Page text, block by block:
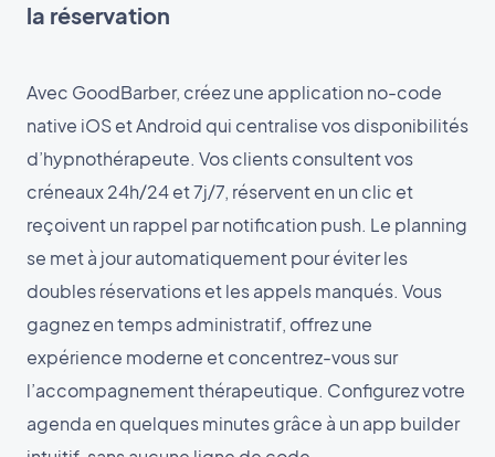
la réservation
Avec GoodBarber, créez une application no-code
native iOS et Android qui centralise vos disponibilités
d’hypnothérapeute. Vos clients consultent vos
créneaux 24h/24 et 7j/7, réservent en un clic et
reçoivent un rappel par notification push. Le planning
se met à jour automatiquement pour éviter les
doubles réservations et les appels manqués. Vous
gagnez en temps administratif, offrez une
expérience moderne et concentrez-vous sur
l’accompagnement thérapeutique. Configurez votre
agenda en quelques minutes grâce à un app builder